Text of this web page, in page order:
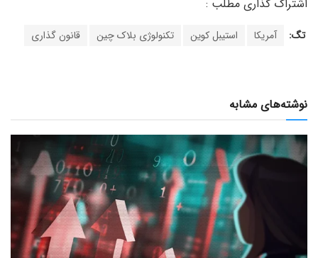
تگ: آمریکا استیبل کوین تکنولوژی بلاک چین قانون گذاری
نوشته‌های مشابه